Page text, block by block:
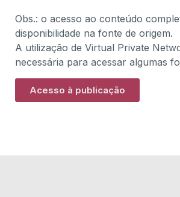
Obs.: o acesso ao conteúdo
disponibilidade na fonte de origem.
A utilização de Virtual Private
necessária para acessar algumas
Acesso à publicação